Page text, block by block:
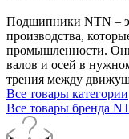
Подшипники NTN –
производства,
промышленности.
валов и осей в
трения между
Все товары категории
Все товары бренда